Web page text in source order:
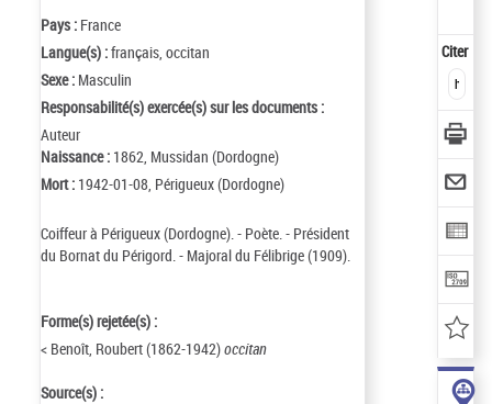
Pays : France
Langue(s) :français, occitan
Sexe : Masculin
Responsabilité(s) exercée(s) sur les documents :
Auteur
Naissance : 1862, Mussidan (Dordogne)
Mort : 1942-01-08, Périgueux (Dordogne)
Coiffeur à Périgueux (Dordogne). - Poète. - Président
du Bornat du Périgord. - Majoral du Félibrige (1909).
Forme(s) rejetée(s) :
< Benoît, Roubert (1862-1942)occitan
Source(s) :
Citer